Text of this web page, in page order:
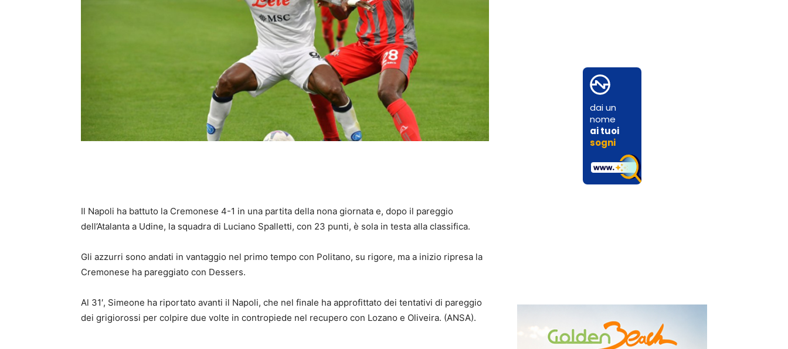
Il Napoli ha battuto la Cremonese 4-1 in una partita della nona giornata e, dopo il pareggio
dell’Atalanta a Udine, la squadra di Luciano Spalletti, con 23 punti, è sola in testa alla classifica.
Gli azzurri sono andati in vantaggio nel primo tempo con Politano, su rigore, ma a inizio ripresa la
Cremonese ha pareggiato con Dessers.
Al 31′, Simeone ha riportato avanti il Napoli, che nel finale ha approfittato dei tentativi di pareggio
dei grigiorossi per colpire due volte in contropiede nel recupero con Lozano e Oliveira. (ANSA).